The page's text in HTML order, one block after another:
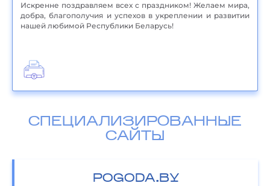
Искренне поздравляем всех с праздником! Желаем мира,
добра, благополучия и успехов в укреплении и развитии
нашей любимой Республики Беларусь!
СПЕЦИАЛИЗИРОВАННЫЕ
САЙТЫ
POGODA.BY